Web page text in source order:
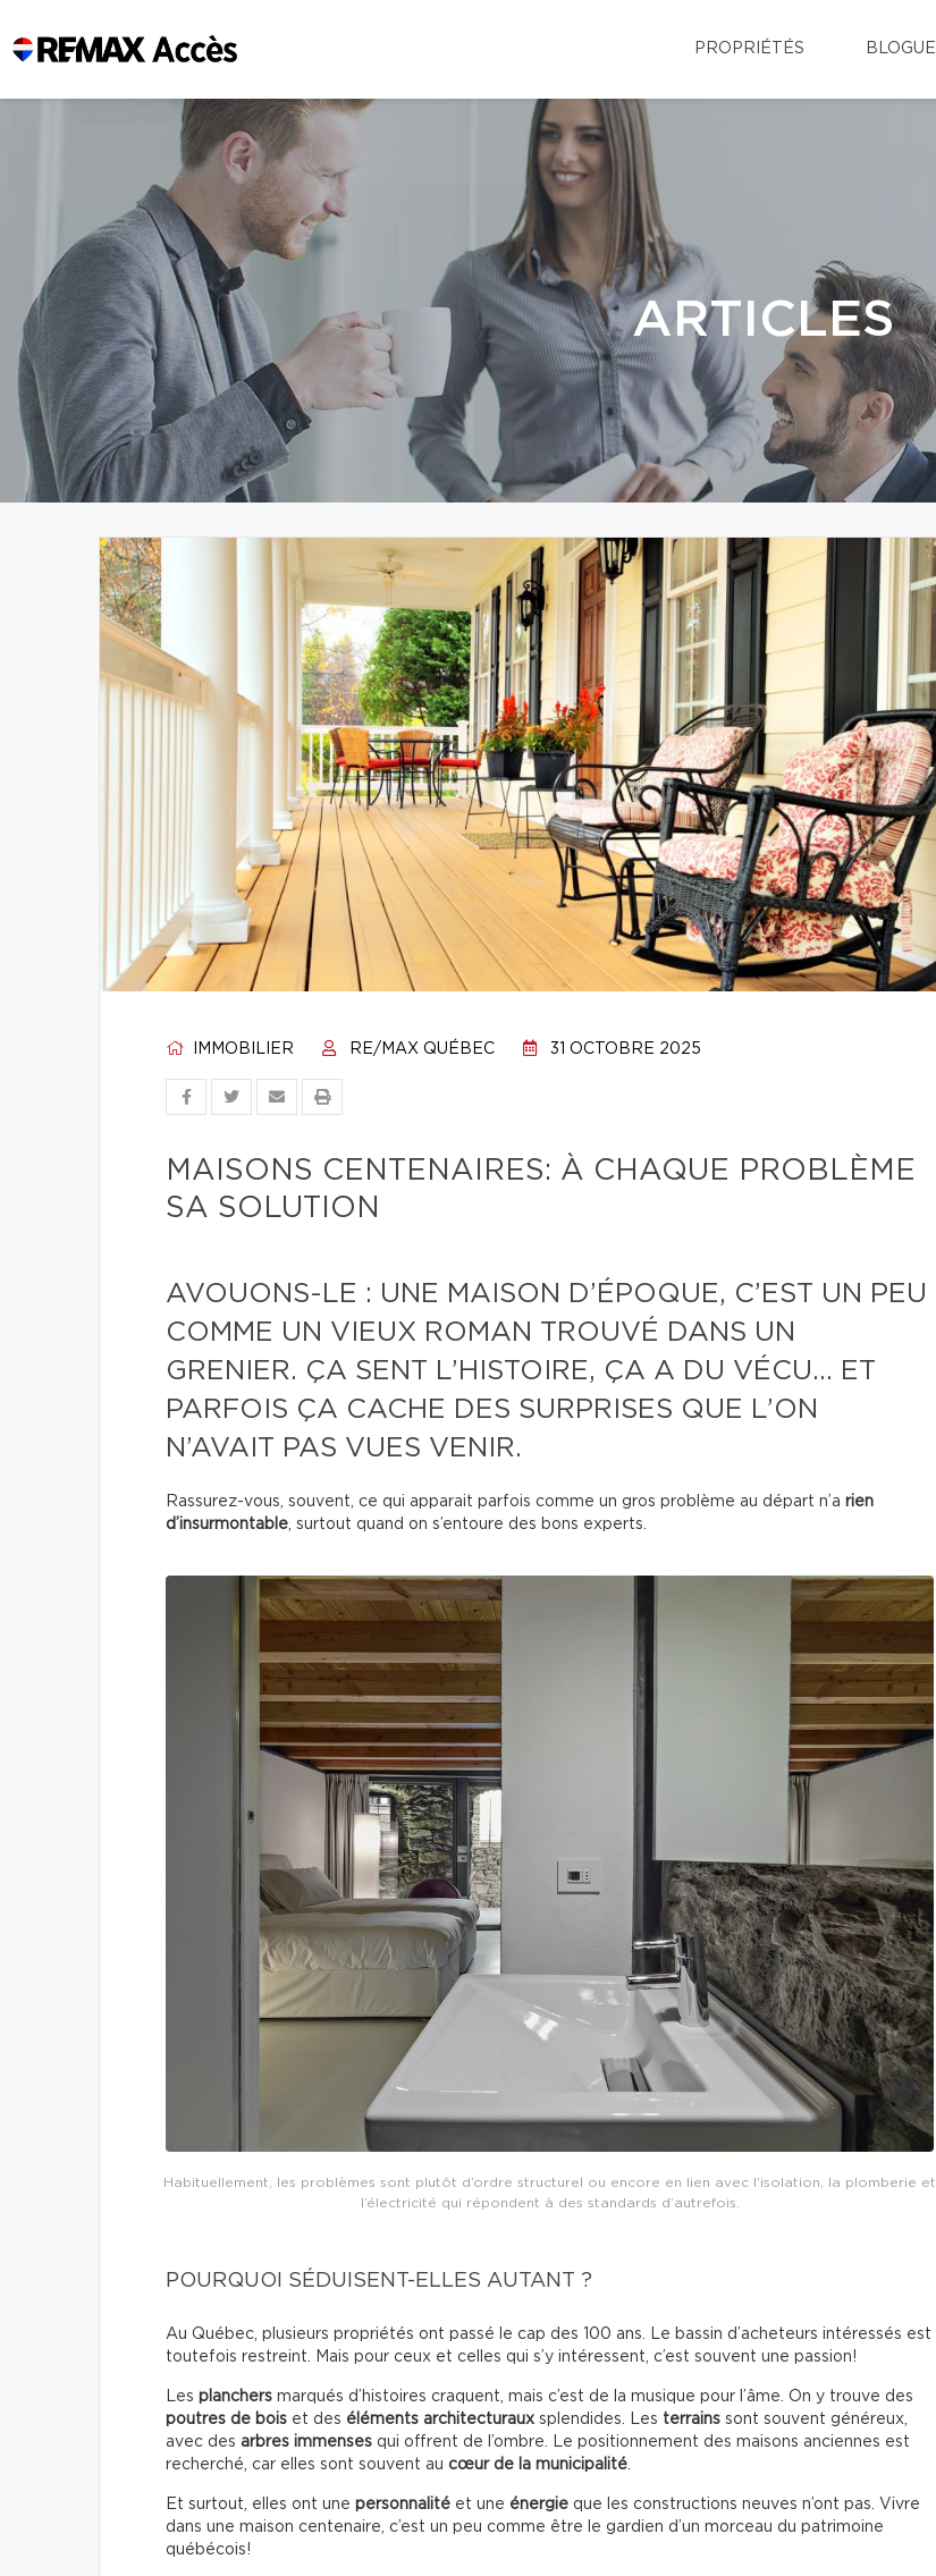
PROPRIÉTÉS BLOGUE
ARTICLES
IMMOBILIER RE/MAX QUÉBEC 31 OCTOBRE 2025
MAISONS CENTENAIRES: À CHAQUE PROBLÈME
SA SOLUTION
AVOUONS-LE : UNE MAISON D’ÉPOQUE, C’EST UN PEU
COMME UN VIEUX ROMAN TROUVÉ DANS UN
GRENIER. ÇA SENT L’HISTOIRE, ÇA A DU VÉCU… ET
PARFOIS ÇA CACHE DES SURPRISES QUE L’ON
N’AVAIT PAS VUES VENIR.
Rassurez-vous, souvent, ce qui apparait parfois comme un gros problème au départ n’a rien
d’insurmontable, surtout quand on s’entoure des bons experts.
Habituellement, les problèmes sont plutôt d’ordre structurel ou encore en lien avec l’isolation, la plomberie et
l’électricité qui répondent à des standards d’autrefois.
POURQUOI SÉDUISENT-ELLES AUTANT ?
Au Québec, plusieurs propriétés ont passé le cap des 100 ans. Le bassin d’acheteurs intéressés est
toutefois restreint. Mais pour ceux et celles qui s’y intéressent, c’est souvent une passion!
Les planchers marqués d’histoires craquent, mais c’est de la musique pour l’âme. On y trouve des
poutres de bois et des éléments architecturaux splendides. Les terrains sont souvent généreux,
avec des arbres immenses qui offrent de l’ombre. Le positionnement des maisons anciennes est
recherché, car elles sont souvent au cœur de la municipalité
Et surtout, elles ont une personnalité et une énergie que les constructions neuves n’ont pas. Vivre
dans une maison centenaire, c’est un peu comme être le gardien d’un morceau du patrimoine
québécois!